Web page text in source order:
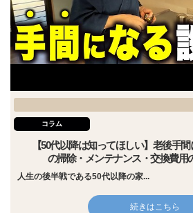
コラム
【50代以降は知ってほしい】老後手
の掃除・メンテナンス・交換費用
人生の後半戦である50代以降の家...
続きはこちら